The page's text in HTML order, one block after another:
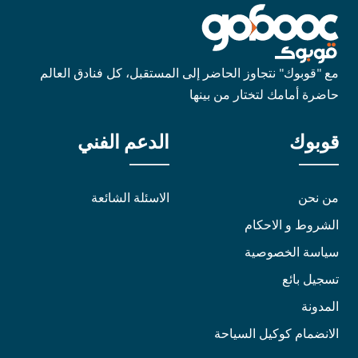
مع "قوبوك" نتجاوز الحاضر إلى المستقبل، كل فنادق العالم
حاضرة أمامك لتختار من بينها
قوبوك
من نحن
الشروط و الاحكام
سياسة الخصوصية
تسجيل بائع
المدونة
الانضمام كوكيل السياحة
الدعم الفني
الاسئلة الشائعة